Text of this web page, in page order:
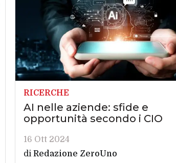
RICERCHE
AI nelle aziende: sfide e
opportunità secondo i CIO
16 Ott 2024
diRedazione ZeroUno